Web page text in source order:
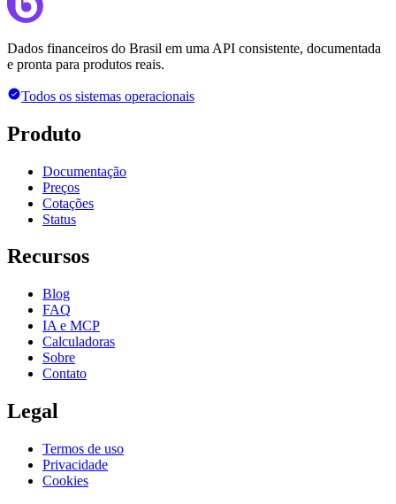
Dados financeiros do Brasil em uma API consistente, documentada
e pronta para produtos reais.
Todos os sistemas operacionais
Produto
Documentação
Preços
Cotações
Status
Recursos
Blog
FAQ
IA e MCP
Calculadoras
Sobre
Contato
Legal
Termos de uso
Privacidade
Cookies